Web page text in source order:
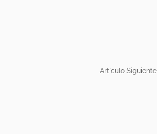
Artículo Siguiente